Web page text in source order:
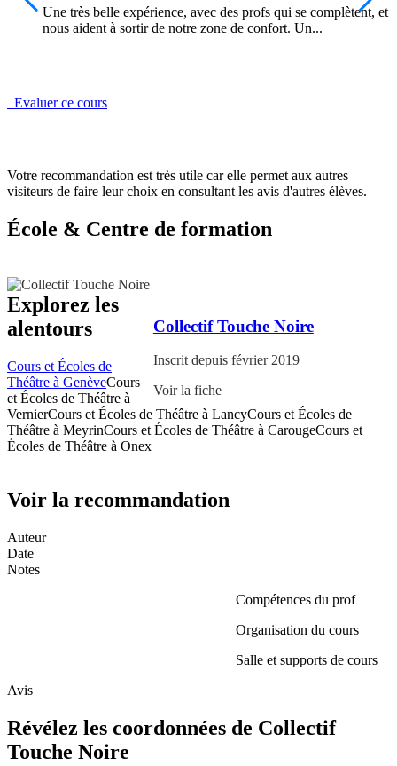
Une très belle expérience, avec des profs qui se complètent, et
nous aident à sortir de notre zone de confort. Un...
Evaluer ce cours
Votre recommandation est très utile car elle permet aux autres
visiteurs de faire leur choix en consultant les avis d'autres élèves.
École & Centre de formation
Collectif Touche Noire
Inscrit depuis février 2019
Voir la fiche
Explorez les
alentours
Cours et Écoles de
Théâtre à GenèveCours
et Écoles de Théâtre à
VernierCours et Écoles de Théâtre à LancyCours et Écoles de
Théâtre à MeyrinCours et Écoles de Théâtre à CarougeCours et
Écoles de Théâtre à Onex
Voir la recommandation
Auteur
Date
Notes
Compétences du prof
Organisation du cours
Salle et supports de cours
Avis
Révélez les coordonnées de Collectif
Touche Noire